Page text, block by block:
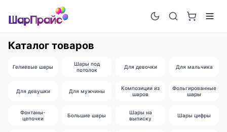
Каталог товаров
Гелиевые шары
Шары под
потолок
Для девочки Для мальчика
Для девушки Для мужчины
Композиции из
шаров
Фольгированные
шары
Фонтаны-
цепочки
Большие шары
Шары на
выписку
Шары цифры